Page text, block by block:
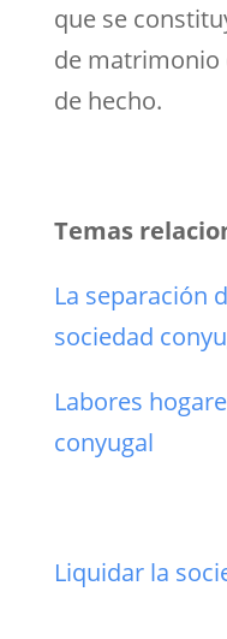
que se
de matrimonio
de hecho.
Temas
La separación
sociedad
Labores
conyugal
Liquidar la